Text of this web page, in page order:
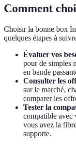
Comment
Choisir la bonne box
quelques étapes à
Évaluer vos
pour de simples
en bande
Consulter les
sur le marché,
comparer les
Tester la
compatible avec
vous avez la
supporte.